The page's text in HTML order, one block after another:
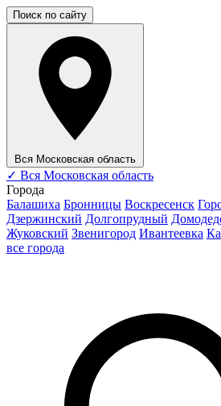
Поиск по сайту
Вся Московская область
✓ Вся Московская область
Города
Балашиха Бронницы Воскресенск
Дзержинский Долгопрудный
Жуковский Звенигород Ивантеевка
все города